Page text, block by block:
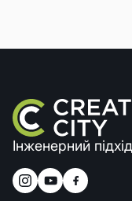
Інженерний